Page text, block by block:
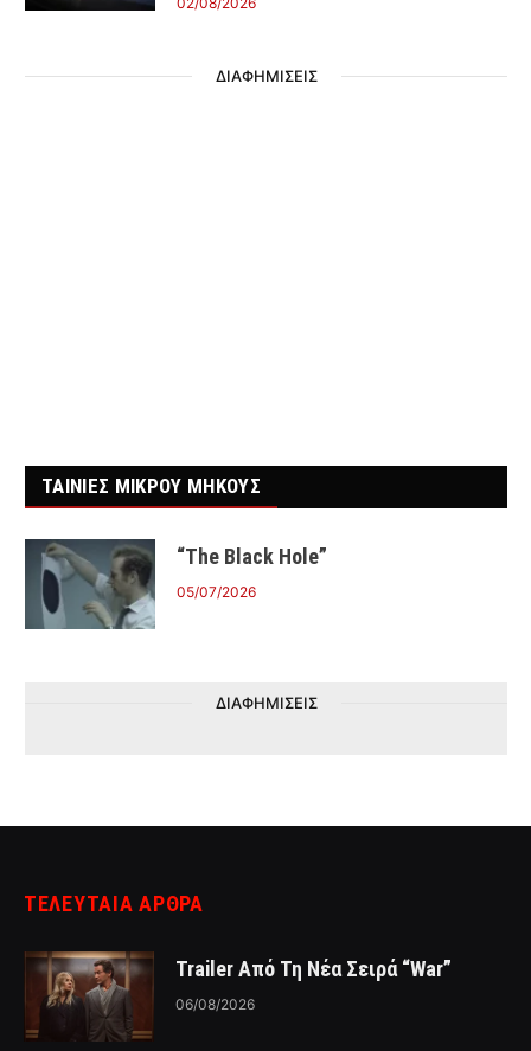
ΔΙΑΦΗΜΙΣΕΙΣ
ΤΑΙΝΙΕΣ ΜΙΚΡΟΥ ΜΗΚΟΥΣ
“The Black Hole”
05/07/2026
ΔΙΑΦΗΜΙΣΕΙΣ
ΤΕΛΕΥΤΑΙΑ ΑΡΘΡΑ
Trailer Από Τη Νέα Σειρά “War”
06/08/2026